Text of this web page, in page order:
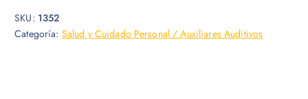
SKU: 1352
Categoría: Salud y Cuidado Personal / Auxiliares Auditivos